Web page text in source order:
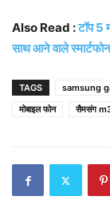
Also Read :टॉप 5
साथ आने वाले
TAGS samsung
मोबाइल फोन
सैमसंग